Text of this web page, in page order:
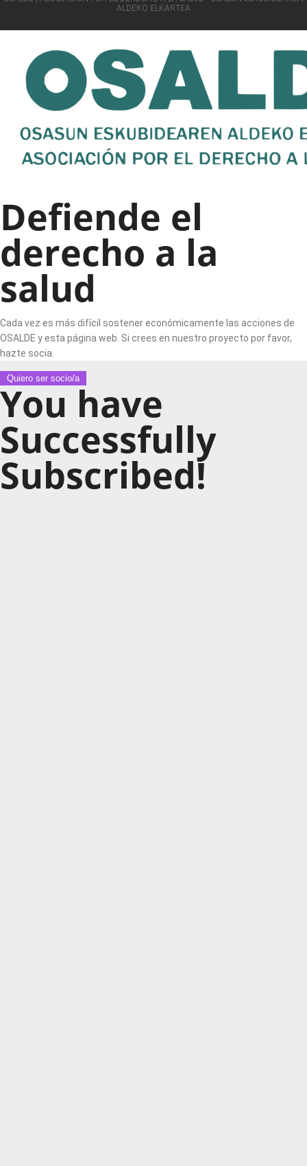
ALDEKO ELKARTEA
Defiende el
derecho a la
salud
Cada vez es más difícil sostener económicamente las acciones de
OSALDE y esta página web. Si crees en nuestro proyecto por favor,
hazte socia.
Quiero ser socio/a
You have
Successfully
Subscribed!